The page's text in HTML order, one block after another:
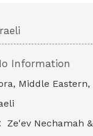
Information
Middle Eastern,
Ze'ev Nechamah &